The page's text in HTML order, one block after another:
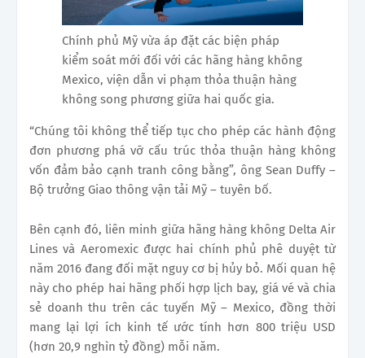
Chính phủ Mỹ vừa áp đặt các biện pháp
kiểm soát mới đối với các hãng hàng không
Mexico, viện dẫn vi phạm thỏa thuận hàng
không song phương giữa hai quốc gia.
“Chúng tôi không thể tiếp tục cho phép các hành động
đơn phương phá vỡ cấu trúc thỏa thuận hàng không
vốn đảm bảo cạnh tranh công bằng”, ông Sean Duffy –
Bộ trưởng Giao thông vận tải Mỹ – tuyên bố.
Bên cạnh đó, liên minh giữa hãng hàng không Delta Air
Lines và Aeromexic được hai chính phủ phê duyệt từ
năm 2016 đang đối mặt nguy cơ bị hủy bỏ. Mối quan hệ
này cho phép hai hãng phối hợp lịch bay, giá vé và chia
sẻ doanh thu trên các tuyến Mỹ – Mexico, đồng thời
mang lại lợi ích kinh tế ước tính hơn 800 triệu USD
(hơn 20,9 nghìn tỷ đồng) mỗi năm.